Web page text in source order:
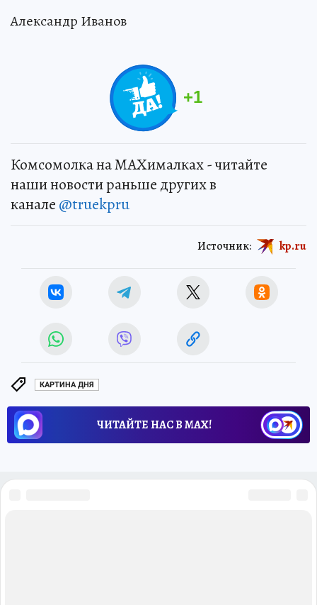
Александр Иванов
+1
Комсомолка на MAXималках - читайте
наши новости раньше других в
канале @truekpru
Источник: kp.ru
КАРТИНА ДНЯ
ЧИТАЙТЕ НАС В МАХ!